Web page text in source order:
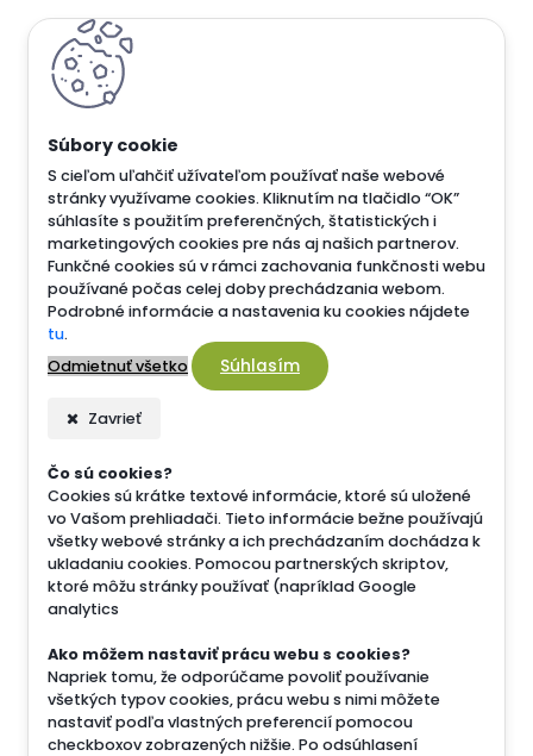
S cieľom uľahčiť užívateľom používať naše webové
stránky využívame cookies. Kliknutím na tlačidlo “OK”
súhlasíte s použitím preferenčných, štatistických i
marketingových cookies pre nás aj našich partnerov.
Funkčné cookies sú v rámci zachovania funkčnosti webu
používané počas celej doby prechádzania webom.
Podrobné informácie a nastavenia ku cookies nájdete
tu.
Odmietnuť všetko
Súhlasím
Zavrieť
Čo sú cookies?
Cookies sú krátke textové informácie, ktoré sú uložené
vo Vašom prehliadači. Tieto informácie bežne používajú
všetky webové stránky a ich prechádzaním dochádza k
ukladaniu cookies. Pomocou partnerských skriptov,
ktoré môžu stránky používať (napríklad Google
analytics
Ako môžem nastaviť prácu webu s cookies?
Napriek tomu, že odporúčame povoliť používanie
všetkých typov cookies, prácu webu s nimi môžete
nastaviť podľa vlastných preferencií pomocou
checkboxov zobrazených nižšie. Po odsúhlasení